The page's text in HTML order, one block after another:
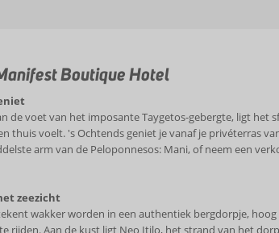
Boutique Hotel
de voet van het imposante Taygetos-gebergte, ligt
thuis voelt. 's Ochtends geniet je vanaf je privéterras
arm van de Peloponnesos: Mani, of neem een
zeezicht
wakker worden in een authentiek bergdorpje,
rijden. Aan de kust ligt Neo Itilo, het strand van het